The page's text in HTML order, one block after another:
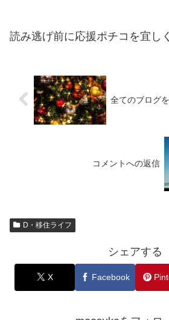
読み逃げ前に応援ポチコを宜し
全てのブログ
コメントへの返信
D・移住ライフ
シェアする
X Facebook